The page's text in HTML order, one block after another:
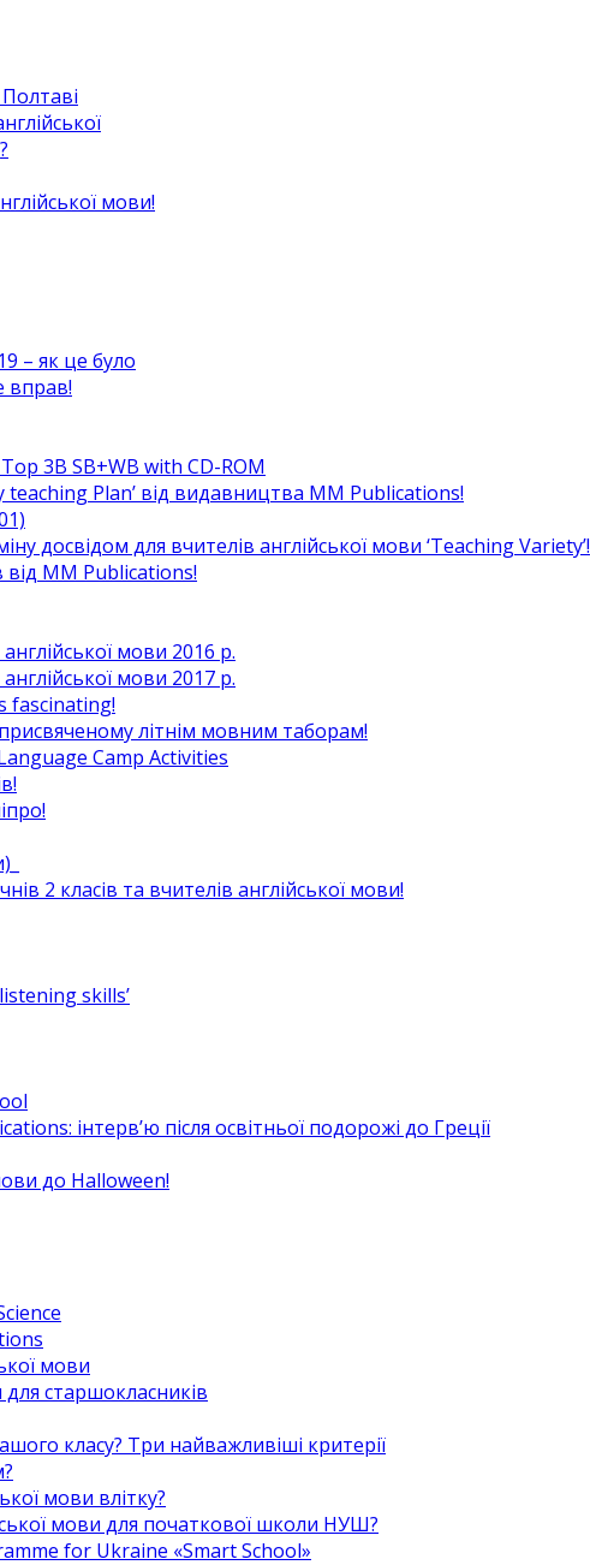
мови!
– як це було
вправ!
3B SB+WB with CD-ROM
teaching Plan’ від видавництва MM Publications!
досвідом для вчителів англійської мови ‘Teaching Variety’!
MM Publications!
мови 2016 р.
мови 2017 р.
fascinating!
літнім мовним таборам!
Camp Activities
2 класів та вчителів англійської мови!
skills’
інтерв’ю після освітньої подорожі до Греції
до Halloween!
мови
старшокласників
класу? Три найважливіші критерії
мови влітку?
мови для початкової школи НУШ?
for Ukraine «Smart School»